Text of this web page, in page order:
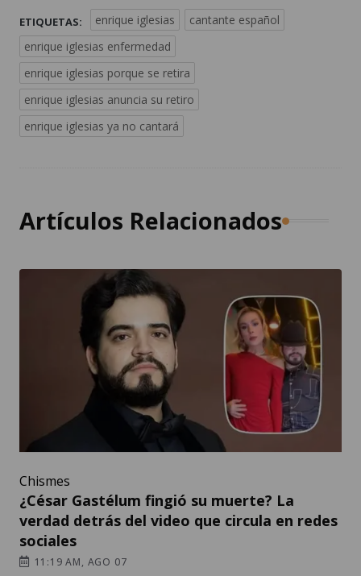
ETIQUETAS: enrique iglesias
cantante español
enrique iglesias enfermedad
enrique iglesias porque se retira
enrique iglesias anuncia su retiro
enrique iglesias ya no cantará
Artículos Relacionados
Chismes
¿César Gastélum fingió su muerte? La
verdad detrás del video que circula en redes
sociales
11:19 AM, AGO 07